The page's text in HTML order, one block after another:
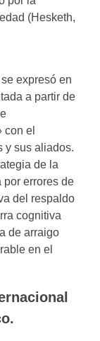
(Hesketh,
expresó en
a partir de
con el
y sus aliados.
de la
errores de
del respaldo
cognitiva
de arraigo
en el